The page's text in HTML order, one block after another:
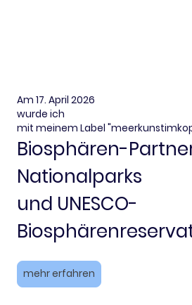
Am 17. April 2026
wurde ich
mit meinem Label
Biosphären-
Nationalparks
und UNESCO-
mehr erfahren